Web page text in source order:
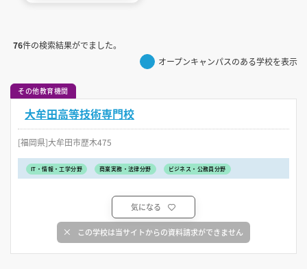
76件の検索結果がでました。
オープンキャンパスのある学校を表示
その他教育機関
大牟田高等技術専門校
[福岡県]大牟田市歴木475
IT・情報・工学分野 商業実務・法律分野 ビジネス・公務員分野
気になる
この学校は当サイトからの資料請求ができません